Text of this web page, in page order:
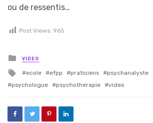
ou de ressentis…
Post Views: 965
Posted in
VIDEO
Tagged with
ecole efpp praticiens psychanalyste
psychologue
psychotherapie video